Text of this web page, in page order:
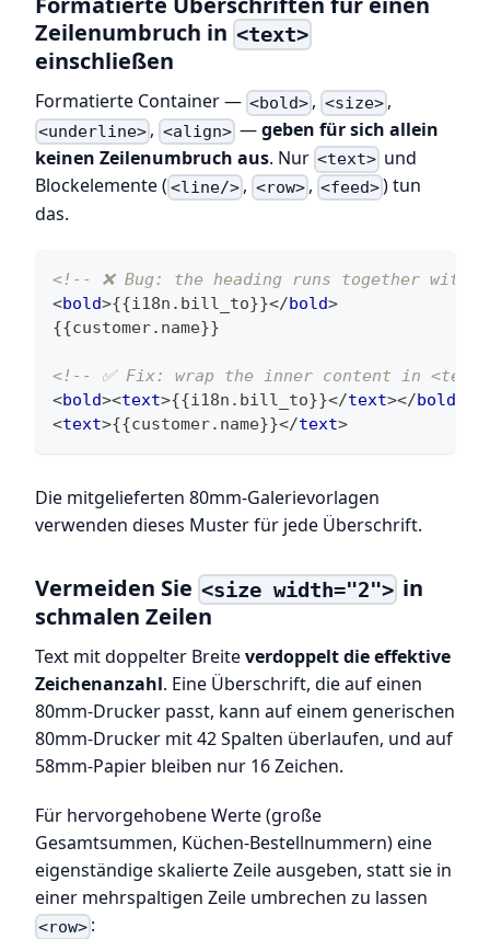
Zeilenumbruch in <text>
einschließen
Formatierte Container — <bold> , <size>,
<underline> , <align>—geben für sich allein
keinen Zeilenumbruch aus. Nur <text> und
Blockelemente ( <line/> , <row>, <feed>) tun
das.
<!-- ❌ Bug: the heading runs together with
<bold>{{i18n.bill_to}}</bold>
{{customer.name}}
<!-- ✅ Fix: wrap the inner content in
<bold><text>{{i18n.bill_to}}</text></bold
<text>{{customer.name}}</text>
Die mitgelieferten 80mm-Galerievorlagen
verwenden dieses Muster für jede Überschrift.
Vermeiden Sie <size width="2"> in
schmalen Zeilen
Text mit doppelter Breiteverdoppelt die effektive
Zeichenanzahl. Eine Überschrift, die auf einen
80mm-Drucker passt, kann auf einem generischen
80mm-Drucker mit 42 Spalten überlaufen, und auf
58mm-Papier bleiben nur 16 Zeichen.
Für hervorgehobene Werte (große
Gesamtsummen, Küchen-Bestellnummern) eine
eigenständige skalierte Zeile ausgeben, statt sie in
einer mehrspaltigen Zeile umbrechen zu lassen
<row> :